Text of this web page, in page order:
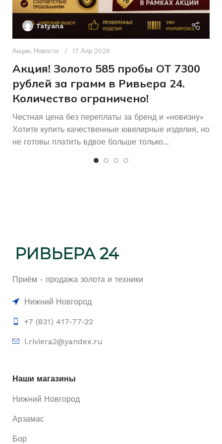
РАЗМЕР КОЛЬЦА 16,5
ДЛЯ КОГО Женщинам
СОСТОЯНИЕ
Tatyana
Акции, Новости 17 Апр 2026
Акция! Золото 585 пробы ОТ 7300
рублей за грамм в Ривьера 24.
Количество ограничено!
Честная цена без переплаты за бренд и «новизну»
Хотите купить качественные ювелирные изделия, но
не готовы платить вдвое больше только...
Приём - продажа золота и техники
Нижний Новгород
+7 (831) 417-77-22
l.riviera2@yandex.ru
Наши магазины
Нижний Новгород
Арзамас
Бор